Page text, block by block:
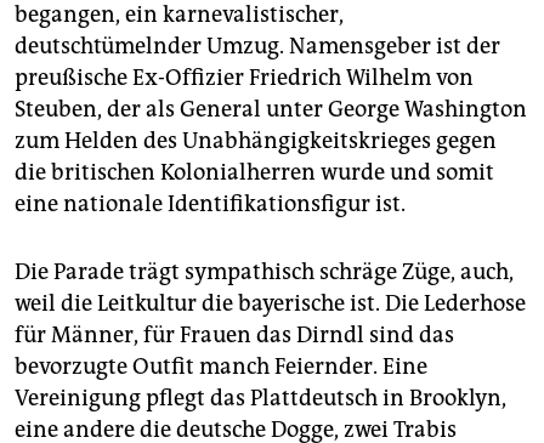
begangen, ein karnevalistischer,
deutschtümelnder Umzug. Namensgeber ist der
preußische Ex-Offizier Friedrich Wilhelm von
Steuben, der als General unter George Washington
zum Helden des Unabhängigkeitskrieges gegen
die britischen Kolonialherren wurde und somit
eine nationale Identifikationsfigur ist.
Die Parade trägt sympathisch schräge Züge, auch,
weil die Leitkultur die bayerische ist. Die Lederhose
für Männer, für Frauen das Dirndl sind das
bevorzugte Outfit manch Feiernder. Eine
Vereinigung pflegt das Plattdeutsch in Brooklyn,
eine andere die deutsche Dogge, zwei Trabis